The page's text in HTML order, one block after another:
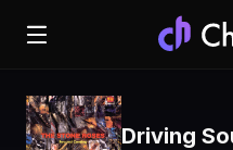
Driving